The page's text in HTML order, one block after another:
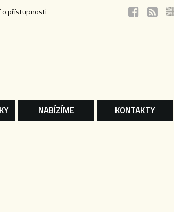
o přístupnosti
NABÍZÍME KONTAKTY